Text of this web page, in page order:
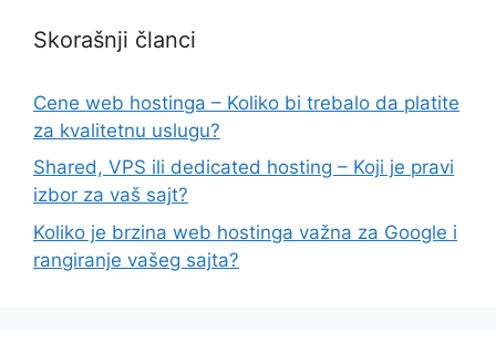
Skorašnji članci
Cene web hostinga – Koliko bi trebalo da platite
za kvalitetnu uslugu?
Shared, VPS ili dedicated hosting – Koji je pravi
izbor za vaš sajt?
Koliko je brzina web hostinga važna za Google i
rangiranje vašeg sajta?